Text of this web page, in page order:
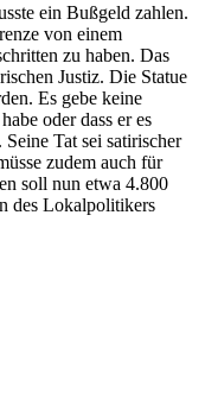
ein Bußgeld zahlen.
von einem
zu haben. Das
Justiz. Die Statue
Es gebe keine
oder dass er es
Seine Tat sei satirischer
zudem auch für
soll nun etwa 4.800
des Lokalpolitikers